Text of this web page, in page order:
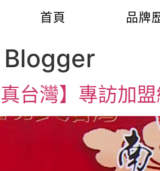
首頁 品牌
Blogger
真台灣】專訪加